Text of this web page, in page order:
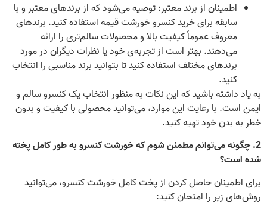
اطمینان از برند معتبر: توصیه می‌شود که از برندهای معتبر و با
سابقه برای خرید کنسرو خورشت قیمه استفاده کنید. برندهای
معروف عموماً کیفیت بالا و محصولات سالم‌تری را ارائه
می‌دهند. بهتر است از تجربه‌ی خود یا نظرات دیگران در مورد
برندهای مختلف استفاده کنید تا بتوانید برند مناسبی را انتخاب
کنید.
به یاد داشته باشید که این نکات به منظور انتخاب یک کنسرو سالم و
ایمن است. با رعایت این موارد، می‌توانید محصولی با کیفیت و بدون
خطر به بدن خود تهیه کنید.
2. چگونه می‌توانم مطمئن شوم که خورشت کنسرو به طور کامل پخته
شده است؟
برای اطمینان حاصل کردن از پخت کامل خورشت کنسرو، می‌توانید
روش‌های زیر را امتحان کنید: